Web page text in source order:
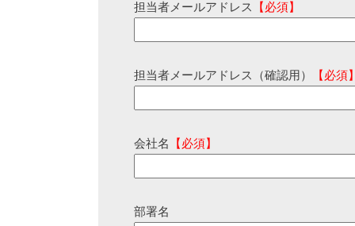
担当者メールアドレス 【必須】
担当者メールアドレス（確認用） 【必須
会社名 【必須】
部署名